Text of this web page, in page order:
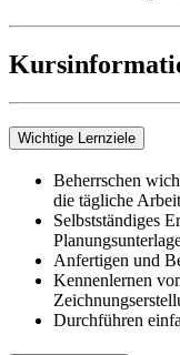
Wichtige Lernziele
Beherrschen
die tägliche Arbeit
Selbstständiges
Anfertigen und
Kennenlernen
Durchführen